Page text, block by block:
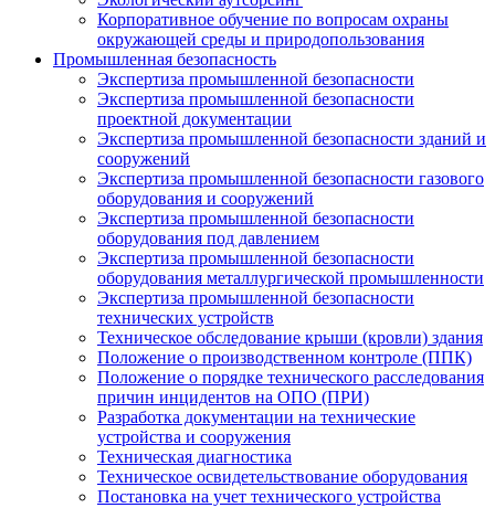
Корпоративное обучение по вопросам охраны
окружающей среды и природопользования
Промышленная безопасность
Экспертиза промышленной безопасности
Экспертиза промышленной безопасности
проектной документации
Экспертиза промышленной безопасности зданий и
сооружений
Экспертиза промышленной безопасности газового
оборудования и сооружений
Экспертиза промышленной безопасности
оборудования под давлением
Экспертиза промышленной безопасности
оборудования металлургической промышленности
Экспертиза промышленной безопасности
технических устройств
Техническое обследование крыши (кровли) здания
Положение о производственном контроле (ППК)
Положение о порядке технического расследования
причин инцидентов на ОПО (ПРИ)
Разработка документации на технические
устройства и сооружения
Техническая диагностика
Техническое освидетельствование оборудования
Постановка на учет технического устройства